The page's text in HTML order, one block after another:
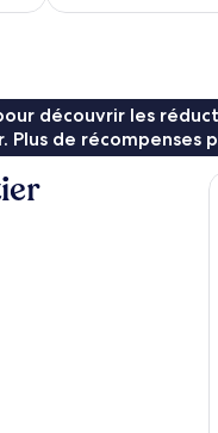
découvrir les
de récompenses